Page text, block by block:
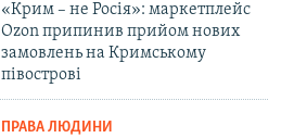
«Крим – не Росія»: маркетплейс
Ozon припинив прийом нових
замовлень на Кримському
півострові
ПРАВА ЛЮДИНИ